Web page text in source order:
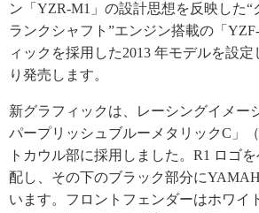
ン「YZR-M1」の設計思想を反映した“
ランクシャフト”エンジン搭載の「
ィックを採用した2013 年モデルを設定
り発売します。
新グラフィックは、レーシングイメー
パープリッシュブルーメタリックC」
トカウル部に採用しました。R1 ロゴ
配し、その下のブラック部分に
います。フロントフェンダーはホワイ